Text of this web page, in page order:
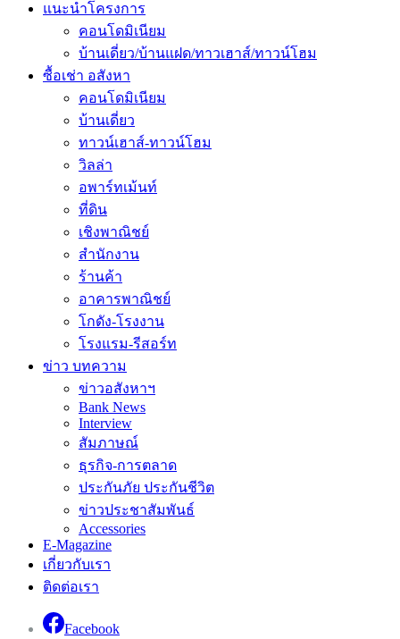
แนะนำโครงการ
คอนโดมิเนียม
บ้านเดี่ยว/บ้านแฝด/ทาวเฮาส์/ทาวน์โฮม
ซื้อเช่า อสังหา
คอนโดมิเนียม
บ้านเดี่ยว
ทาวน์เฮาส์-ทาวน์โฮม
วิลล่า
อพาร์ทเม้นท์
ที่ดิน
เชิงพาณิชย์
สำนักงาน
ร้านค้า
อาคารพาณิชย์
โกดัง-โรงงาน
โรงแรม-รีสอร์ท
ข่าว บทความ
ข่าวอสังหาฯ
Bank News
Interview
สัมภาษณ์
ธุรกิจ-การตลาด
ประกันภัย ประกันชีวิต
ข่าวประชาสัมพันธ์
Accessories
E-Magazine
เกี่ยวกับเรา
ติดต่อเรา
Facebook